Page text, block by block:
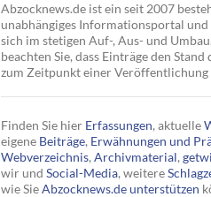
Abzocknews.de ist ein seit 2007
unabhängiges Informationsportal
sich im stetigen Auf-, Aus- und
beachten Sie, dass Einträge den Stand
zum Zeitpunkt einer Veröffentlichung
Finden Sie hier Erfassungen, aktuelle
eigene Beiträge, Erwähnungen und
Webverzeichnis, Archivmaterial,
wir und Social-Media, weitere
wie SieAbzocknews.de unterstützen